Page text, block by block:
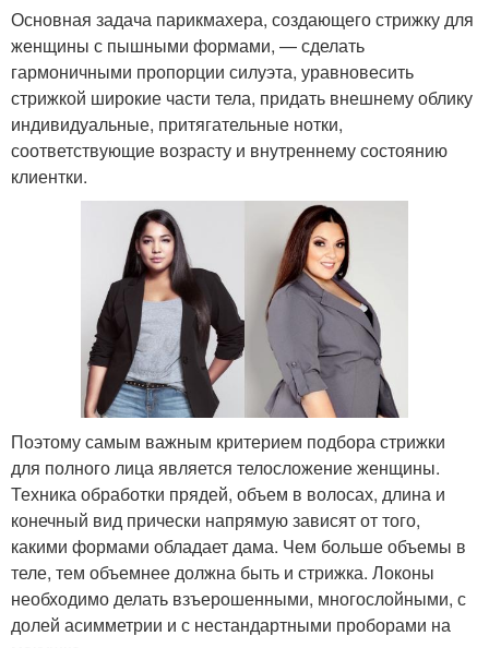
Основная задача парикмахера, создающего стрижку для
женщины с пышными формами, — сделать
гармоничными пропорции силуэта, уравновесить
стрижкой широкие части тела, придать внешнему облику
индивидуальные, притягательные нотки,
соответствующие возрасту и внутреннему состоянию
клиентки.
Поэтому самым важным критерием подбора стрижки
для полного лица является телосложение женщины.
Техника обработки прядей, объем в волосах, длина и
конечный вид прически напрямую зависят от того,
какими формами обладает дама. Чем больше объемы в
теле, тем объемнее должна быть и стрижка. Локоны
необходимо делать взъерошенными, многослойными, с
долей асимметрии и с нестандартными проборами на